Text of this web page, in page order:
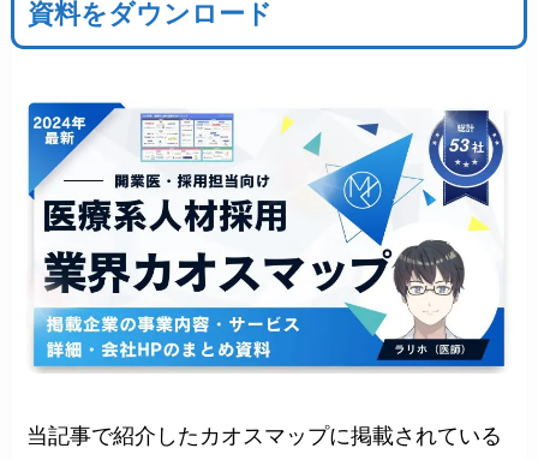
資料をダウンロード
当記事で紹介したカオスマップに掲載されている